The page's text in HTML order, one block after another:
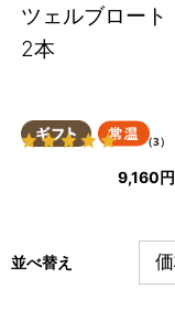
ツェルブロート
2本
5.0 （3）
9,160円
並べ替え